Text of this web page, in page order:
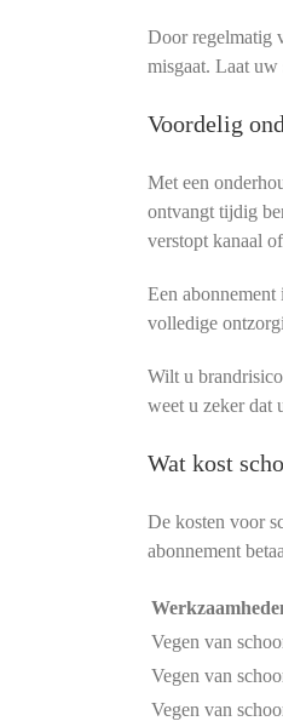
Door regelmatig
misgaat. Laat
Voordelig
Met een
ontvangt tijdig
verstopt kanaal
Een
volledige
Wilt u
weet u zeker dat
Wat kost
De kosten voor
abonnement
Vegen van
Vegen van
Vegen van